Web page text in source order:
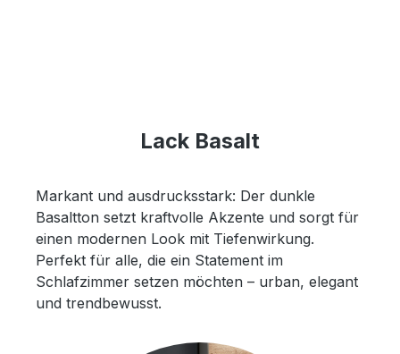
Lack Basalt
Markant und ausdrucksstark: Der dunkle
Basaltton setzt kraftvolle Akzente und sorgt für
einen modernen Look mit Tiefenwirkung.
Perfekt für alle, die ein Statement im
Schlafzimmer setzen möchten – urban, elegant
und trendbewusst.